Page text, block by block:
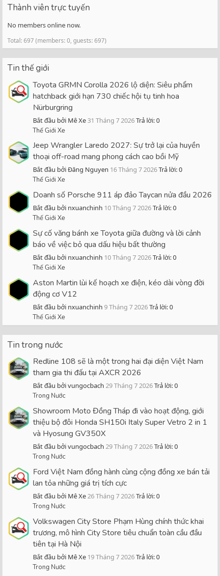
Thành viên trực tuyến
No members online now.
Total: 697 (members: 0, guests: 697)
Tin thế giới
Toyota GRMN Corolla 2026 lộ diện: Siêu phẩm
hatchback giới hạn 730 chiếc hội tụ tinh hoa
Nürburgring
Bắt đầu bởi Mê Xe31 Tháng 7 2026Trả lời: 0
Thế Giới Xe
Jeep Wrangler Laredo 2027: Sự trở lại của huyền
thoại off-road mang phong cách cao bồi Mỹ
Bắt đầu bởi Đăng Nguyen 16 Tháng 7 2026Trả lời: 0
Thế Giới Xe
Doanh số Porsche 911 áp đảo Taycan nửa đầu 2026
Bắt đầu bởi nxuanchinh 10 Tháng 7 2026Trả lời: 0
Thế Giới Xe
Sự cố văng bánh xe Toyota giữa đường và lời cảnh
báo về việc bỏ qua dấu hiệu bất thường
Bắt đầu bởi nxuanchinh 10 Tháng 7 2026Trả lời: 0
Thế Giới Xe
Aston Martin lùi kế hoạch xe điện, kéo dài vòng đời
động cơ V12
Bắt đầu bởi nxuanchinh 9 Tháng 7 2026Trả lời: 0
Thế Giới Xe
Tin trong nước
Redline 108 sẽ là một trong hai đại diện Việt Nam
tham gia thi đấu tại AXCR 2026
Bắt đầu bởi vungocbach 29 Tháng 7 2026Trả lời: 0
Trong Nước
Showroom Moto Đồng Tháp đi vào hoạt động, giới
thiệu bộ đôi Honda SH150i Italy Super Vetro 2 in 1
và Hyosung GV350X
Bắt đầu bởi vungocbach 29 Tháng 7 2026Trả lời: 0
Trong Nước
Ford Việt Nam đồng hành cùng cộng đồng xe bán tải
lan tỏa những giá trị tích cực
Bắt đầu bởi Mê Xe26 Tháng 7 2026Trả lời: 0
Trong Nước
Volkswagen City Store Phạm Hùng chính thức khai
trương, mô hình City Store tiêu chuẩn toàn cầu đầu
tiên tại Hà Nội
Bắt đầu bởi Mê Xe 19 Tháng 7 2026Trả lời: 0
Trong Nước